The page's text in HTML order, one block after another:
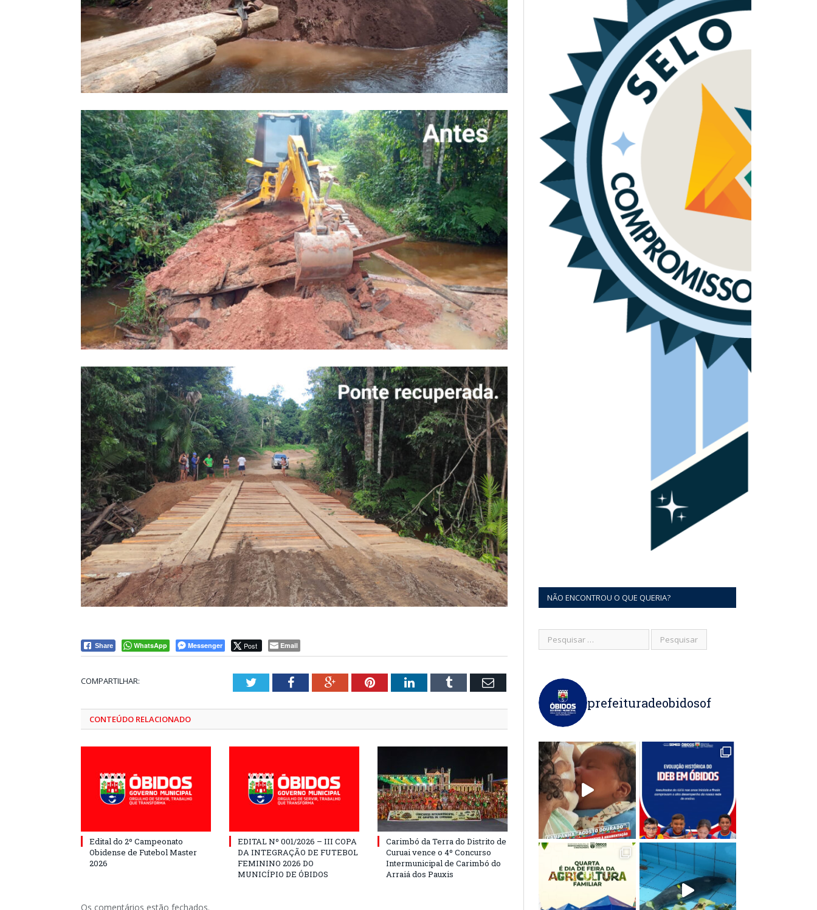
Share WhatsApp Messenger Post Email
COMPARTILHAR: TwitterFacebookGoogle+PinterestLinkedInTumblr Email
CONTEÚDO RELACIONADO
Edital do 2º Campeonato
Obidense de Futebol Master
2026
EDITAL Nº 001/2026 – III COPA
DA INTEGRAÇÃO DE FUTEBOL
FEMININO 2026 DO
MUNICÍPIO DE ÓBIDOS
Carimbó da Terra do Distrito de
Curuai vence o 4º Concurso
Intermunicipal de Carimbó do
Arraiá dos Pauxis
Os comentários estão fechados.
NÃO ENCONTROU O QUE QUERIA?
prefeituradeobidosof